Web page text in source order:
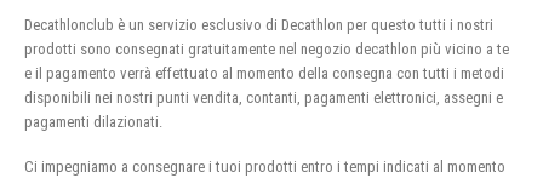
Decathlonclub è un servizio esclusivo di Decathlon per questo tutti i nostri
prodotti sono consegnati gratuitamente nel negozio decathlon più vicino a te
e il pagamento verrà effettuato al momento della consegna con tutti i metodi
disponibili nei nostri punti vendita, contanti, pagamenti elettronici, assegni e
pagamenti dilazionati.
Ci impegniamo a consegnare i tuoi prodotti entro i tempi indicati al momento